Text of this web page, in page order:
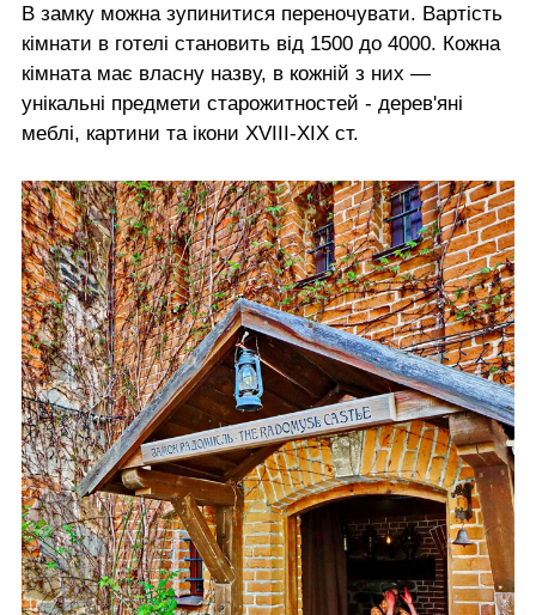
В замку можна зупинитися переночувати. Вартість
кімнати в готелі становить від 1500 до 4000. Кожна
кімната має власну назву, в кожній з них —
унікальні предмети старожитностей - дерев'яні
меблі, картини та ікони XVIII-ХІХ ст.